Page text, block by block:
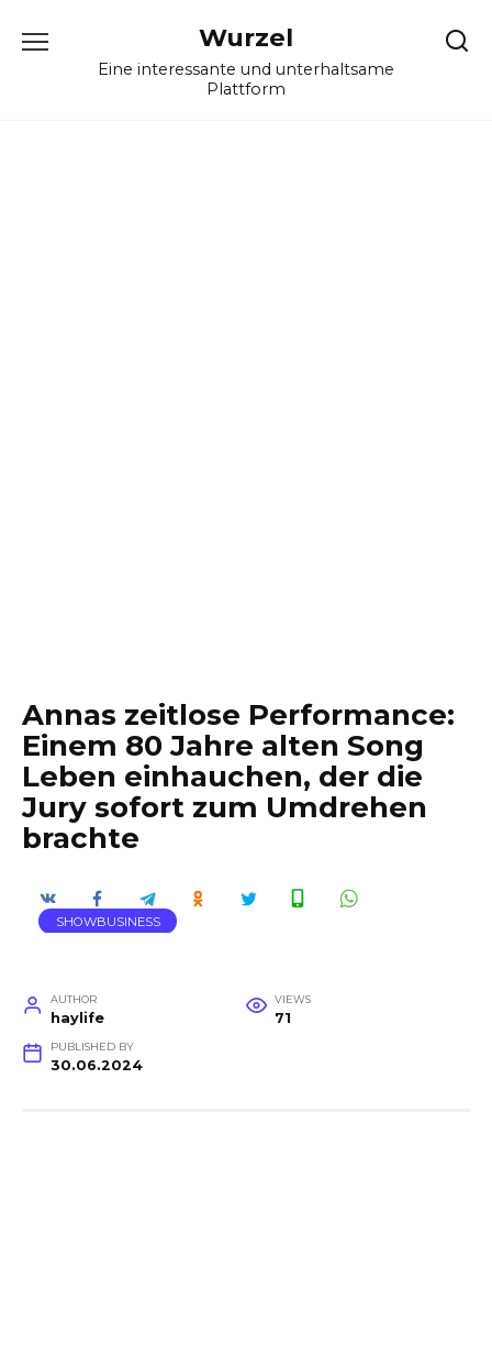
Wurzel
Eine interessante und unterhaltsame
Plattform
Annas zeitlose Performance:
Einem 80 Jahre alten Song
Leben einhauchen, der die
Jury sofort zum Umdrehen
brachte
SHOWBUSINESS
AUTHOR
haylife
VIEWS
71
PUBLISHED BY
30.06.2024